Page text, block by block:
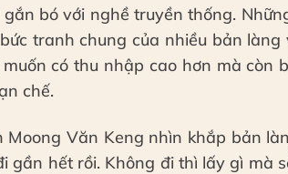
bó với nghề truyền thống.
tranh chung của nhiều bản làng
có thu nhập cao hơn mà còn
chế.
Moong Văn Keng nhìn khắp bản
hết rồi. Không đi thì lấy gì mà